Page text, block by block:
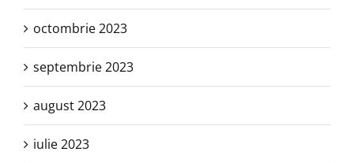
octombrie 2023
septembrie 2023
august 2023
iulie 2023